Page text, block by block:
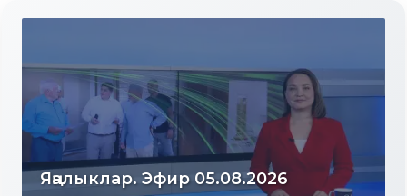
Яңалыклар. Эфир 04.08.2026